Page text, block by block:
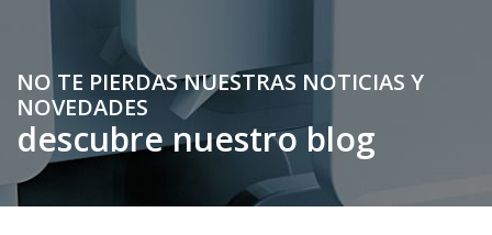
NO TE PIERDAS NUESTRAS NOTICIAS Y
NOVEDADES
descubre nuestro blog